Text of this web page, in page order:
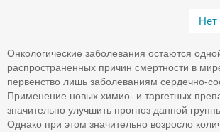
Нет
Онкологические заболевания остаются
распространенных причин смертности в
первенство лишь заболеваниям сердечно-
Применение новых химио- и таргетных
значительно улучшить прогноз данной
Однако при этом значительно возросло